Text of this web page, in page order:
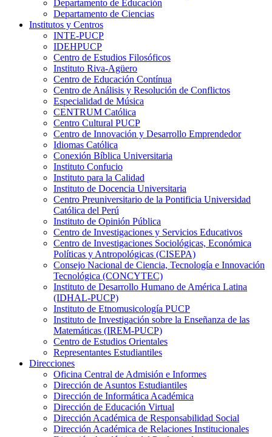
Departamento de Educación
Departamento de Ciencias
Institutos y Centros
INTE-PUCP
IDEHPUCP
Centro de Estudios Filosóficos
Instituto Riva-Agüero
Centro de Educación Contínua
Centro de Análisis y Resolución de Conflictos
Especialidad de Música
CENTRUM Católica
Centro Cultural PUCP
Centro de Innovación y Desarrollo Emprendedor
Idiomas Católica
Conexión Bíblica Universitaria
Instituto Confucio
Instituto para la Calidad
Instituto de Docencia Universitaria
Centro Preuniversitario de la Pontificia Universidad
Católica del Perú
Instituto de Opinión Pública
Centro de Investigaciones y Servicios Educativos
Centro de Investigaciones Sociológicas, Económica
Políticas y Antropológicas (CISEPA)
Consejo Nacional de Ciencia, Tecnología e Innovación
Tecnológica (CONCYTEC)
Instituto de Desarrollo Humano de América Latina
(IDHAL-PUCP)
Instituto de Etnomusicología PUCP
Instituto de Investigación sobre la Enseñanza de las
Matemáticas (IREM-PUCP)
Centro de Estudios Orientales
Representantes Estudiantiles
Direcciones
Oficina Central de Admisión e Informes
Dirección de Asuntos Estudiantiles
Dirección de Informática Académica
Dirección de Educación Virtual
Dirección Académica de Responsabilidad Social
Dirección Académica de Relaciones Institucionales